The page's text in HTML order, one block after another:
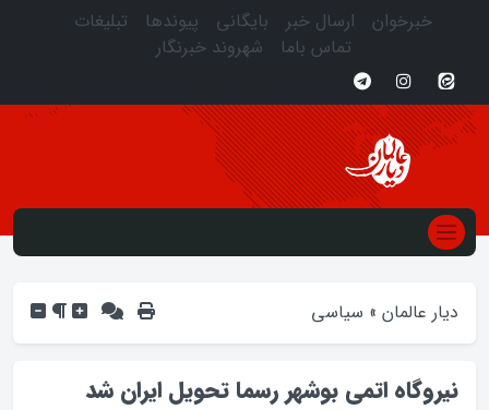
خبرخوان ارسال خبر بایگانی پیوندها
تبلیغات
تماس باما
شهروند خبرنگار
دیار عالمان » سیاسی
نيروگاه اتمي بوشهر رسما تحويل ايران شد